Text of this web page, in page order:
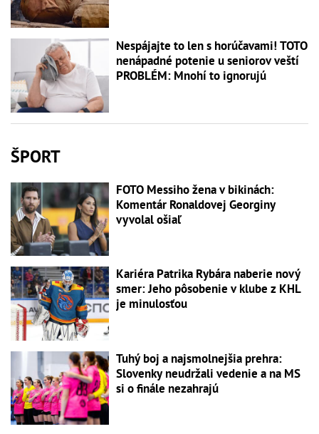
Nespájajte to len s horúčavami! TOTO
nenápadné potenie u seniorov veští
PROBLÉM: Mnohí to ignorujú
ŠPORT
FOTO Messiho žena v bikinách:
Komentár Ronaldovej Georginy
vyvolal ošiaľ
Kariéra Patrika Rybára naberie nový
smer: Jeho pôsobenie v klube z KHL
je minulosťou
Tuhý boj a najsmolnejšia prehra:
Slovenky neudržali vedenie a na MS
si o finále nezahrajú